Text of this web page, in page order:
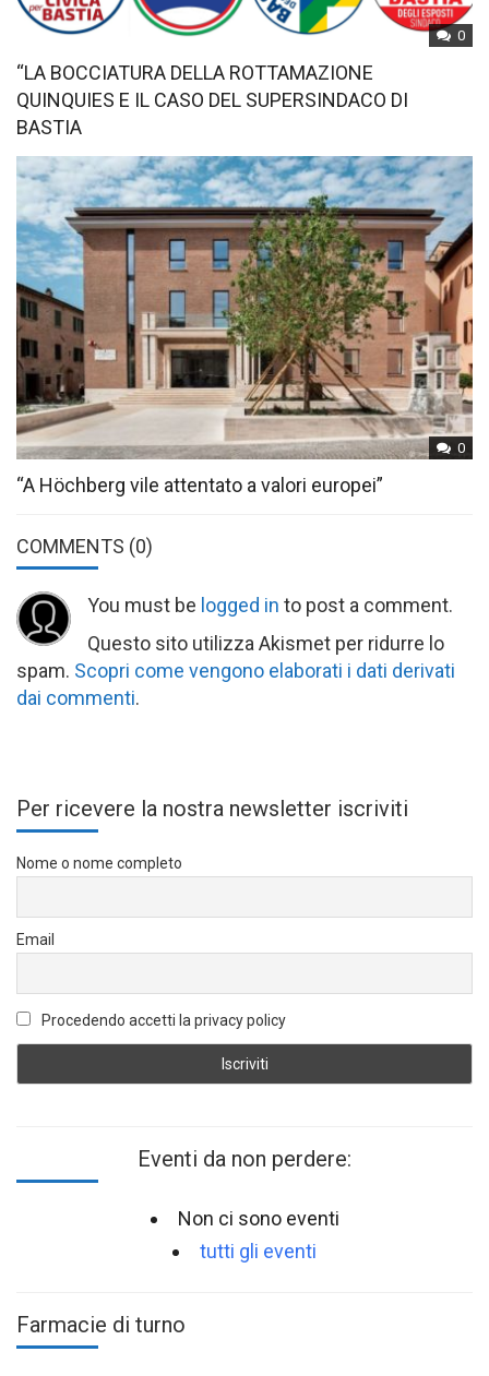
0
“LA BOCCIATURA DELLA ROTTAMAZIONE
QUINQUIES E IL CASO DEL SUPERSINDACO DI
BASTIA
0
“A Höchberg vile attentato a valori europei”
COMMENTS (0)
You must be logged in to post a comment.
Questo sito utilizza Akismet per ridurre lo
spam. Scopri come vengono elaborati i dati derivati
dai commenti.
Per ricevere la nostra newsletter iscriviti
Nome o nome completo
Email
Procedendo accetti la privacy policy
Eventi da non perdere:
Non ci sono eventi
tutti gli eventi
Farmacie di turno